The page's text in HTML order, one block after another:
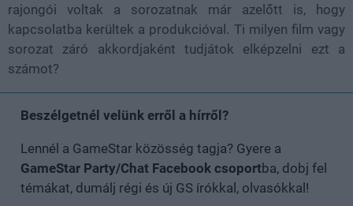
rajongói voltak a sorozatnak már azelőtt is, hogy
kapcsolatba kerültek a produkcióval. Ti milyen film vagy
sorozat záró akkordjaként tudjátok elképzelni ezt a
számot?
Beszélgetnél velünk erről a hírről?
Lennél a GameStar közösség tagja? Gyere a
GameStar Party/Chat Facebook csoportba, dobj fel
témákat, dumálj régi és új GS írókkal, olvasókkal!